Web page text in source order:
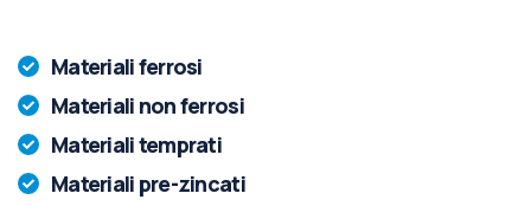
Materiali ferrosi
Materiali non ferrosi
Materiali temprati
Materiali pre-zincati